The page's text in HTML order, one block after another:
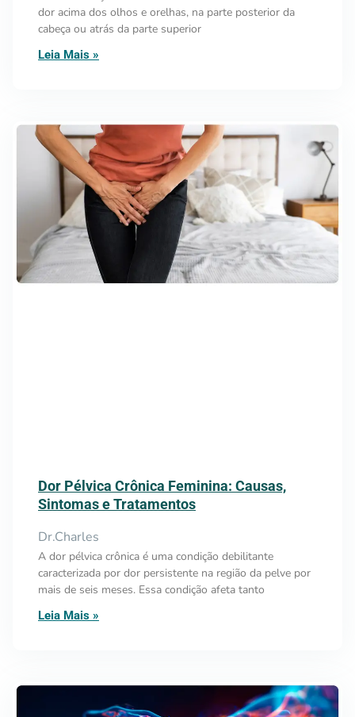
dor acima dos olhos e orelhas, na parte posterior da
cabeça ou atrás da parte superior
Leia Mais »
Dor Pélvica Crônica Feminina: Causas,
Sintomas e Tratamentos
Dr.Charles
A dor pélvica crônica é uma condição debilitante
caracterizada por dor persistente na região da pelve por
mais de seis meses. Essa condição afeta tanto
Leia Mais »